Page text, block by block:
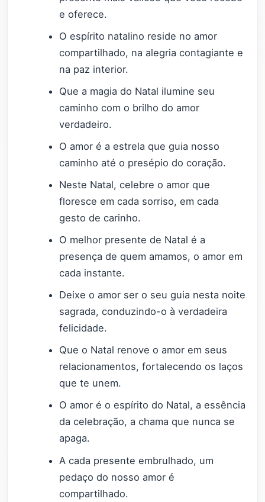
e oferece.
O espírito natalino reside no amor
compartilhado, na alegria contagiante e
na paz interior.
Que a magia do Natal ilumine seu
caminho com o brilho do amor
verdadeiro.
O amor é a estrela que guia nosso
caminho até o presépio do coração.
Neste Natal, celebre o amor que
floresce em cada sorriso, em cada
gesto de carinho.
O melhor presente de Natal é a
presença de quem amamos, o amor em
cada instante.
Deixe o amor ser o seu guia nesta noite
sagrada, conduzindo-o à verdadeira
felicidade.
Que o Natal renove o amor em seus
relacionamentos, fortalecendo os laços
que te unem.
O amor é o espírito do Natal, a essência
da celebração, a chama que nunca se
apaga.
A cada presente embrulhado, um
pedaço do nosso amor é
compartilhado.